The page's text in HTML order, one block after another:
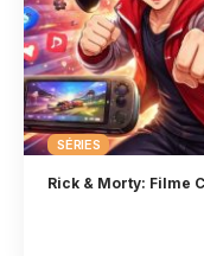
SÉRIES
Rick & Morty: Filme